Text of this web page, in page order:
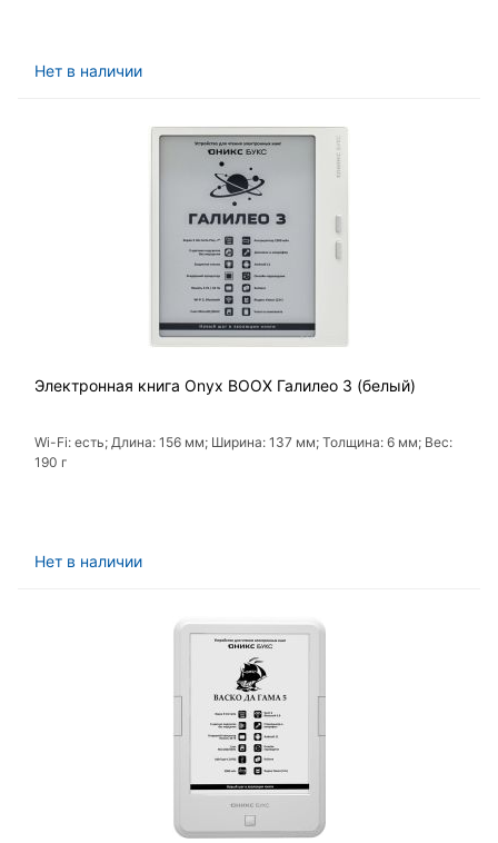
Нет в наличии
Электронная книга Onyx BOOX Галилео 3 (белый)
Wi-Fi: есть; Длина: 156 мм; Ширина: 137 мм; Толщина: 6 мм; Вес:
190 г
Нет в наличии